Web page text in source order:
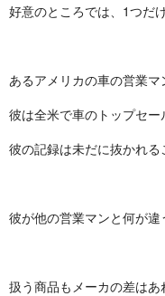
好意のところでは、1つだ
あるアメリカの車の営業マ
彼は全米で車のトップセー
彼の記録は未だに抜かれる
彼が他の営業マンと何が違
扱う商品もメーカの差はあ